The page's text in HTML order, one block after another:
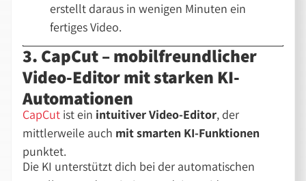
erstellt daraus in wenigen Minuten ein
fertiges Video.
3. CapCut – mobilfreundlicher
Video-Editor mit starken KI-
Automationen
CapCut ist ein intuitiver Video-Editor, der
mittlerweile auch mit smarten KI-Funktionen
punktet.
Die KI unterstützt dich bei der automatischen